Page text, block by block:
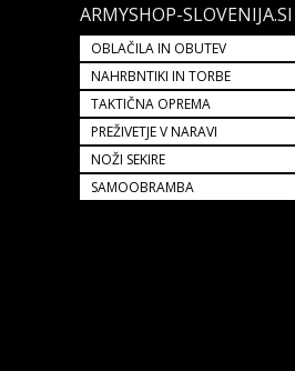
ARMYSHOP-SLOVENIJA.SI
OBLAČILA IN OBUTEV
NAHRBNTIKI IN TORBE
TAKTIČNA OPREMA
PREŽIVETJE V NARAVI
NOŽI SEKIRE
SAMOOBRAMBA